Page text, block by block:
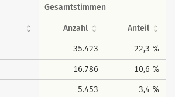
Gesamtstimmen
Anzahl Anteil
35.423 22,3 %
16.786 10,6 %
5.453 3,4 %